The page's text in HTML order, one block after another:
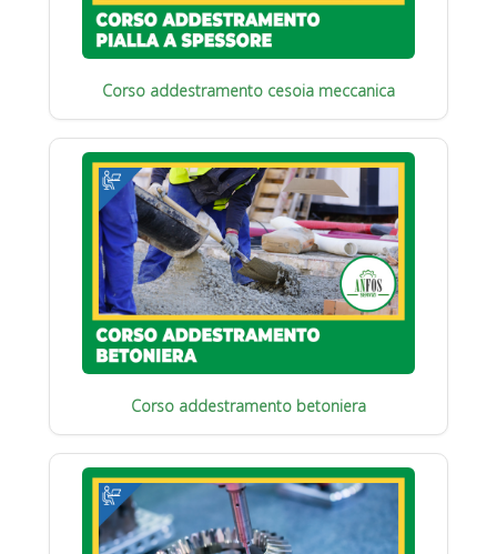
Corso addestramento cesoia meccanica
Corso addestramento betoniera